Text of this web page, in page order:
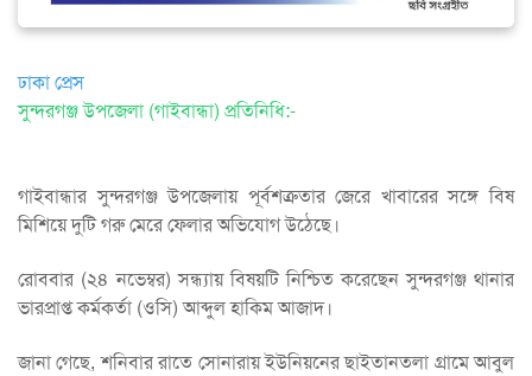
ঢাকা প্রেস
সুন্দরগঞ্জ উপজেলা (গাইবান্ধা) প্রতিনিধি:-
গাইবান্ধার সুন্দরগঞ্জ উপজেলায় পূর্বশত্রুতার জেরে খাবারের সঙ্গে বিষ
মিশিয়ে দুটি গরু মেরে ফেলার অভিযোগ উঠেছে।
রোববার (২৪ নভেম্বর) সন্ধ্যায় বিষয়টি নিশ্চিত করেছেন সুন্দরগঞ্জ থানার
ভারপ্রাপ্ত কর্মকর্তা (ওসি) আব্দুল হাকিম আজাদ।
জানা গেছে, শনিবার রাতে সোনারায় ইউনিয়নের ছাইতানতলা গ্রামে আবুল